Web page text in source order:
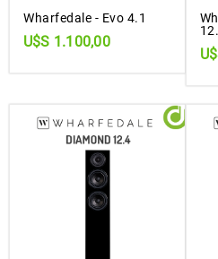
Wharfedale - Evo 4.1
U$S 1.100,00